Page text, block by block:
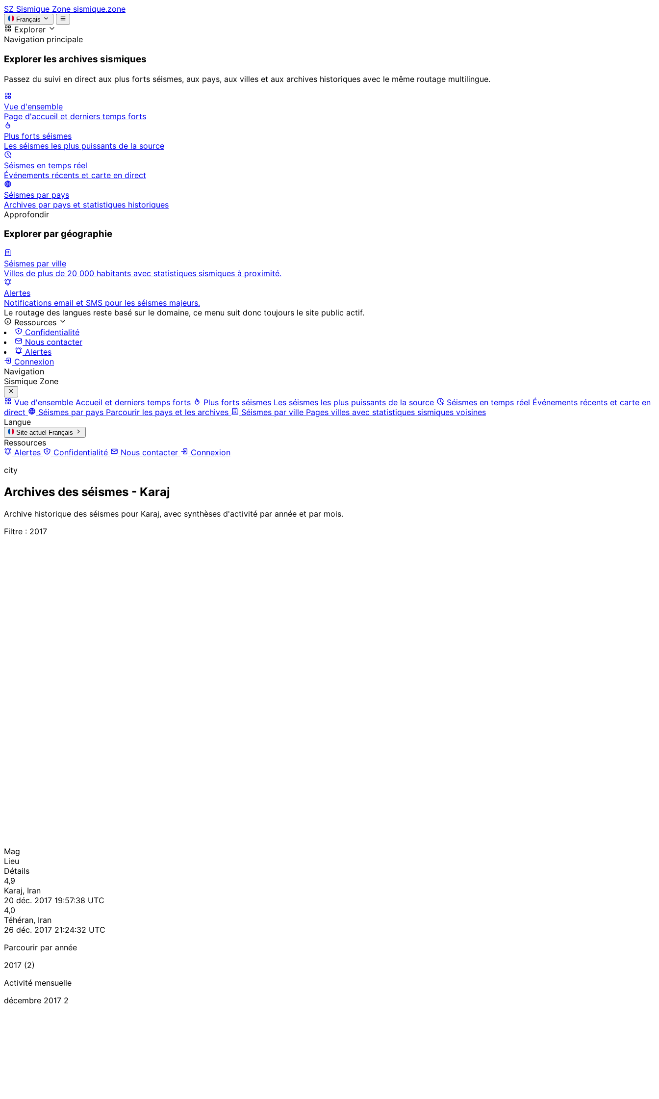
SZ Sismique Zone sismique.zone
Français
Explorer
Navigation principale
Explorer les archives sismiques
Passez du suivi en direct aux plus forts séismes, aux pays, aux villes et aux archives historiques avec le même routage multilingue.
Vue d'ensemble
Page d'accueil et derniers temps forts
Plus forts séismes
Les séismes les plus puissants de la source
Séismes en temps réel
Événements récents et carte en direct
Séismes par pays
Archives par pays et statistiques historiques
Approfondir
Explorer par géographie
Séismes par ville
Villes de plus de 20 000 habitants avec statistiques sismiques à proximité.
Alertes
Notifications email et SMS pour les séismes majeurs.
Le routage des langues reste basé sur le domaine, ce menu suit donc toujours le site public actif.
Ressources
Confidentialité
Nous contacter
Alertes
Connexion
Navigation
Sismique Zone
Vue d'ensemble Accueil et derniers temps forts Plus forts séismes Les séismes les plus puissants de la source Séismes en temps réel Événements récents et carte en
direct
Séismes par pays Parcourir les pays et les archives Séismes par ville Pages villes avec statistiques sismiques voisines
Langue
Site actuel Français
Ressources
Alertes
Confidentialité Nous contacter
Connexion
city
Archives des séismes - Karaj
Archive historique des séismes pour Karaj, avec synthèses d'activité par année et par mois.
Filtre : 2017
Mag
Lieu
Détails
4,9
Karaj, Iran
20 déc. 2017 19:57:38 UTC
4,0
Téhéran, Iran
26 déc. 2017 21:24:32 UTC
Parcourir par année
2017 (2)
Activité mensuelle
décembre 2017 2